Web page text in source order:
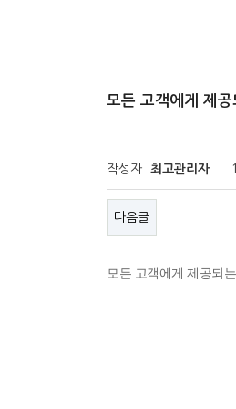
모든 고객에게 제
작성자 최고관리자
다음글
모든 고객에게 제공되